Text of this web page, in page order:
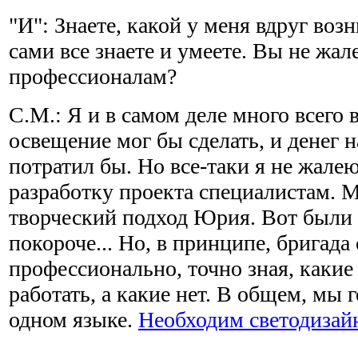
"И": Знаете, какой у меня вдруг
сами все знаете и умеете. Вы не
профессионалам?
С.М.: Я и в самом деле много всего
освещение мог бы сделать, и денег
потратил бы. Но все-таки я не
разработку проекта специалистам.
творческий подход Юрия. Вот
покороче... Но, в принципе, бригада
профессионально, точно зная,
работать, а какие нет. В общем, мы
одном языке. Необходим